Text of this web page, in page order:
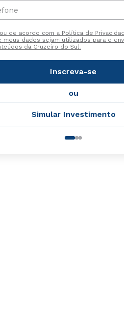
de acordo com a Política de
meus dados sejam utilizados para o
da Cruzeiro do Sul.
Inscreva-se
ou
Simular Investimento